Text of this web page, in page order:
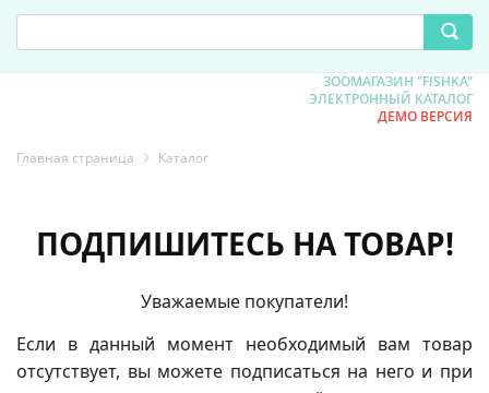
ЗООМАГАЗИН "FISHKA"
ЭЛЕКТРОННЫЙ КАТАЛОГ
ДЕМО ВЕРСИЯ
Главная страница Каталог
ПОДПИШИТЕСЬ НА ТОВАР!
Уважаемые покупатели!
Если в данный момент необходимый вам товар
отсутствует, вы можете подписаться на него и при